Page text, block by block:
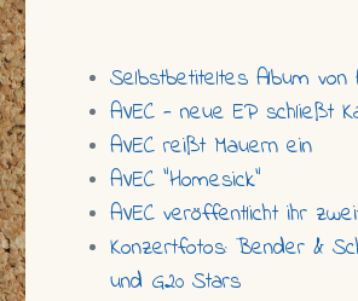
Selbstbetiteltes Album von
AVEC - neue EP schließt
AVEC reißt Mauern ein
AVEC "Homesick"
AVEC veröffentlicht ihr
Konzertfotos: Bender &
und G20 Stars